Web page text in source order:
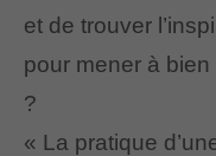
et de trouver
pour mener à
?
« La pratique